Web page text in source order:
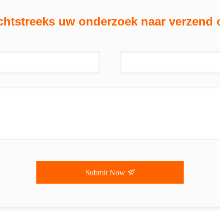
uw onderzoek naar verzend
Submit Now